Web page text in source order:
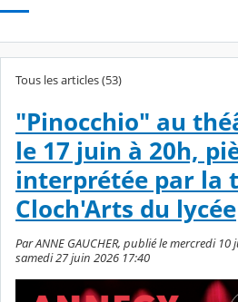
Tous les articles (53)
"Pinocchio" au
le 17 juin à 20h,
interprétée par la
Cloch'Arts du lycée
Par ANNE GAUCHER, publié le mercredi
samedi 27 juin 2026 17:40